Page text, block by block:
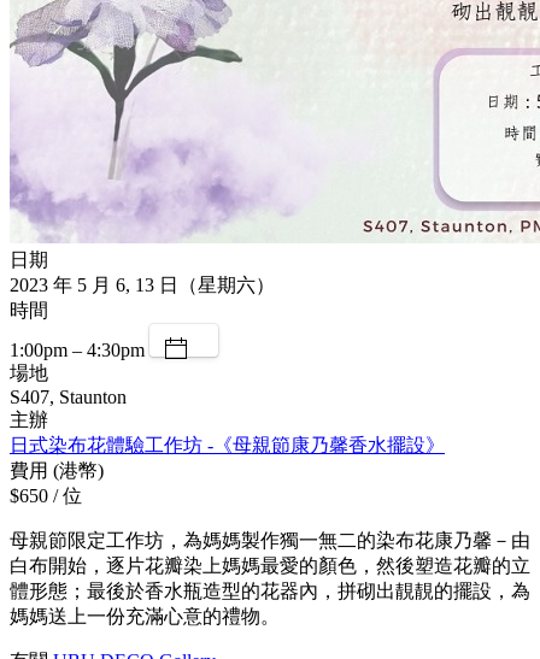
日期
2023 年 5 月 6, 13 日（星期六）
時間
1:00pm – 4:30pm
場地
S407, Staunton
主辦
日式染布花體驗工作坊 -《母親節康乃馨香水擺設》
費用 (港幣)
$650 / 位
母親節限定工作坊，為媽媽製作獨一無二的染布花康乃馨－由
白布開始，逐片花瓣染上媽媽最愛的顏色，然後塑造花瓣的立
體形態；最後於香水瓶造型的花器內，拼砌出靚靚的擺設，為
媽媽送上一份充滿心意的禮物。